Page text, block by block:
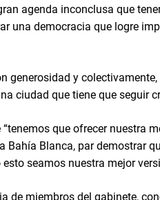
agenda inconclusa que
una democracia que logre
generosidad y
ciudad que tiene que seguir
que ofrecer nuestra
Blanca, par demostrar
seamos nuestra mejor
de miembros del gabinete,